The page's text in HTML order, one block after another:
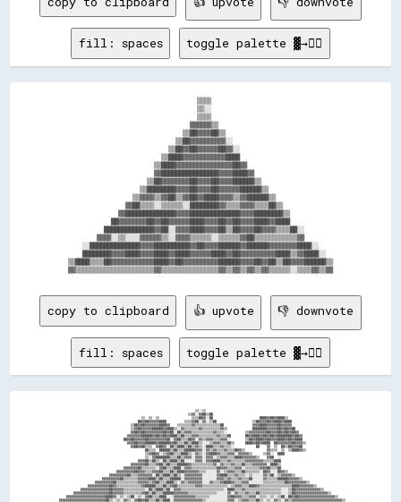
fill: spaces toggle palette ▓→✊🏽
                                    ▒▒▒▒
                                    ▒▒░░
                                    ▒▒▒▒
                                  ▓▓▓▓▓▓▒▒
                                ▒▒██▓▓▓▓██▒▒
                              ▒▒██▓▓▓▓▓▓▓▓▓▓░░
                            ▒▒██▓▓██▓▓▓▓▓▓██▓▓░░
                          ▒▒████▓▓▓▓▓▓▓▓▓▓▓▓████
                        ▒▒████▓▓▓▓▓▓▓▓▓▓▓▓▓▓▓▓██▓▓
                        ▓▓████████████████▓▓▓▓████▓▓
                      ▒▒██▓▓▓▓▓▓▓▓██▓▓▓▓██▓▓▓▓██████▒▒
                    ▒▒████████▓▓▓▓██▓▓▓▓██▓▓▓▓▓▓██████▒▒
                  ▒▒▓▓▓▓▒▒▓▓██▒▒▓▓██▓▓████▓▓▓▓▒▒▓▓██████▒▒
                ▓▓██▒▒▒▒░░▒▒▒▒▒▒░░████████▓▓▒▒▒▒▓▓▓▓▒▒▒▒██▒▒
              ▓▓██████████████▓▓▓▓██████████████▓▓▓▓████████▒▒
            ██▓▓▓▓▓▓▓▓██▓▓██▓▓▓▓▓▓████▓▓▓▓██▓▓██▓▓▓▓████▓▓████
          ██████████████▓▓██░░▓▓▓▓████▓▓▓▓██▒▒██▓▓▓▓██▓▓▓▓▒▒▒▒██░░
        ▓▓▓▓░░▒▒░░░░▓▓▓▓▓▓▒▒░░▓▓▓▓▒▒▒▒▒▒░░▒▒▒▒▒▒▓▓██▒▒▒▒▒▒▒▒▒▒▒▒▓▓
    ░░██████████████▓▓▓▓██████████▓▓██▓▓▓▓██████▓▓██████▓▓▓▓▓▓▓▓████░░
    ████████▓▓▓▓████▓▓▓▓████▓▓████▓▓▓▓▓▓████▓▓██▓▓▓▓▓▓▓▓▓▓████▒▒▓▓████░░
▒▒████▒▒▒▒██▓▓▓▓▓▓▓▓▓▓▓▓████▓▓██▓▓▓▓▓▓▓▓▓▓██████▓▓▓▓██▓▓██▒▒██▓▓▓▓██████▒▒
copy to clipboard 👍 upvote 👎 downvote
fill: spaces toggle palette ▓→✊🏽